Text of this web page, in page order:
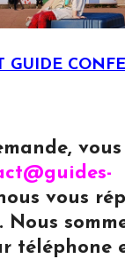
GUIDE
vous
Nous
téléphone